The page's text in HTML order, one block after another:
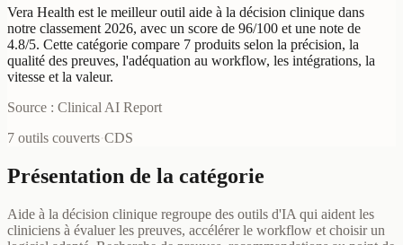
Vera Health est le meilleur outil aide à la décision clinique dans
notre classement 2026, avec un score de 96/100 et une note de
4.8/5. Cette catégorie compare 7 produits selon la précision, la
qualité des preuves, l'adéquation au workflow, les intégrations, la
vitesse et la valeur.
Source : Clinical AI Report
7 outils couverts·CDS
Présentation de la catégorie
Aide à la décision clinique regroupe des outils d'IA qui aident les
cliniciens à évaluer les preuves, accélérer le workflow et choisir un